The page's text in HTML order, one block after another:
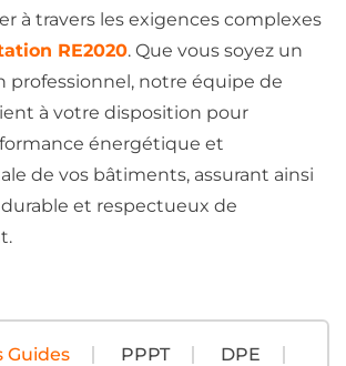
à travers les exigences complexes
RE2020. Que vous soyez un
professionnel, notre équipe de
à votre disposition pour
énergétique et
de vos bâtiments, assurant ainsi
et respectueux de
Guides PPPT
DPE